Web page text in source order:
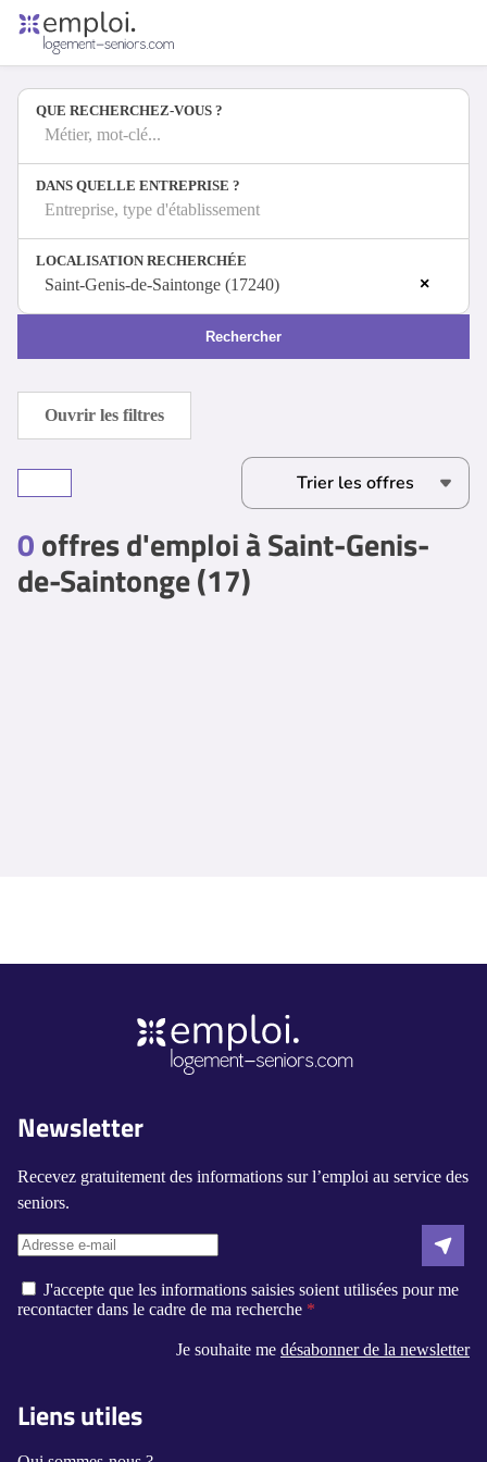
Offres d'emploi
Entreprises
Métiers
Se connecter
Espace candidat
Espace recruteur
QUE RECHERCHEZ-VOUS ?
Métier, mot-clé...
DANS QUELLE ENTREPRISE ?
Entreprise, type d'établissement
LOCALISATION RECHERCHÉE
×
Saint-Genis-de-Saintonge (17240)
Rechercher
0offres d'emploi à Saint-Genis-
de-Saintonge (17)
Ouvrir les filtres
Newsletter
Recevez gratuitement des informations sur l’emploi au service des
seniors.
J'accepte que les informations saisies soient utilisées pour me
recontacter dans le cadre de ma recherche
Je souhaite me désabonner de la newsletter
Liens utiles